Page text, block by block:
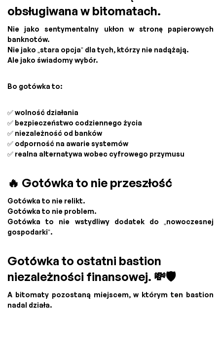
obsługiwana w bitomatach.
Nie jako sentymentalny ukłon w stronę papierowych
banknotów.
Nie jako „stara opcja” dla tych, którzy nie nadążają.
Ale jako świadomy wybór.
Bo gotówka to:
✅ wolność działania
✅ bezpieczeństwo codziennego życia
✅ niezależność od banków
✅ odporność na awarie systemów
✅ realna alternatywa wobec cyfrowego przymusu
🔥 Gotówka to nie przeszłość
Gotówka to nie relikt.
Gotówka to nie problem.
Gotówka to nie wstydliwy dodatek do „nowoczesnej
gospodarki”.
Gotówka to ostatni bastion
niezależności finansowej. 💸🛡️
A bitomaty pozostaną miejscem, w którym ten bastion
nadal działa.